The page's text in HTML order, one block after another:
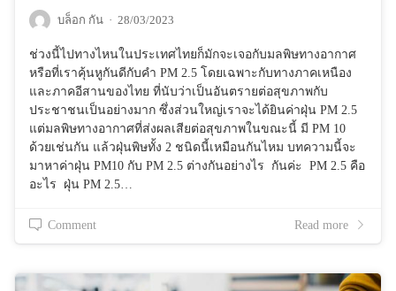
บล็อก กัน · 28/03/2023
ช่วงนี้ไปทางไหนในประเทศไทยก็มักจะเจอกับมลพิษทางอากาศ
หรือที่เราคุ้นหูกันดีกับคำ PM 2.5 โดยเฉพาะกับทางภาคเหนือง
และภาคอีสานของไทย ที่นับว่าเป็นอันตรายต่อสุขภาพกับ
ประชาชนเป็นอย่างมาก ซึ่งส่วนใหญ่เราจะได้ยินค่าฝุ่น PM 2.5
แต่มลพิษทางอากาศที่ส่งผลเสียต่อสุขภาพในขณะนี้ มี PM 10
ด้วยเช่นกัน แล้วฝุ่นพิษทั้ง 2 ชนิดนี้เหมือนกันไหม บทความนี้จะ
มาหาค่าฝุ่น PM10 กับ PM 2.5 ต่างกันอย่างไร กันค่ะ PM 2.5 คือ
อะไร ฝุ่น PM 2.5…
Comment Read more